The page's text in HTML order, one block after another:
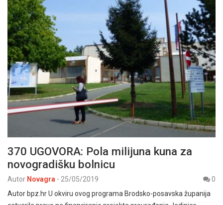
370 UGOVORA: Pola milijuna kuna za
novogradišku bolnicu
Autor Novagra - 25/05/2019
0
Autor bpz.hr U okviru ovog programa Brodsko-posavska županija